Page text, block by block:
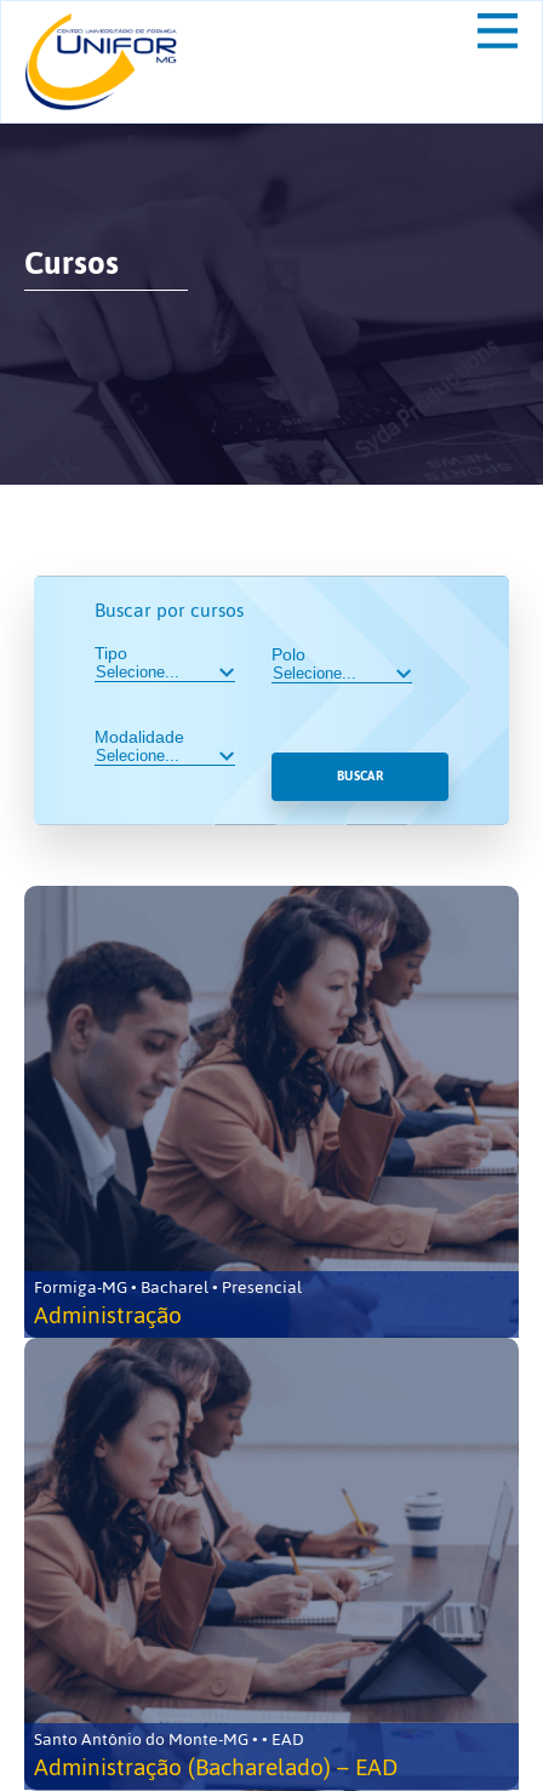
Cursos
Buscar por cursos
Tipo
Modalidade
Polo
BUSCAR
Formiga-MG • Bacharel • Presencial
Administração
Santo Antônio do Monte-MG • • EAD
Administração (Bacharelado) – EAD